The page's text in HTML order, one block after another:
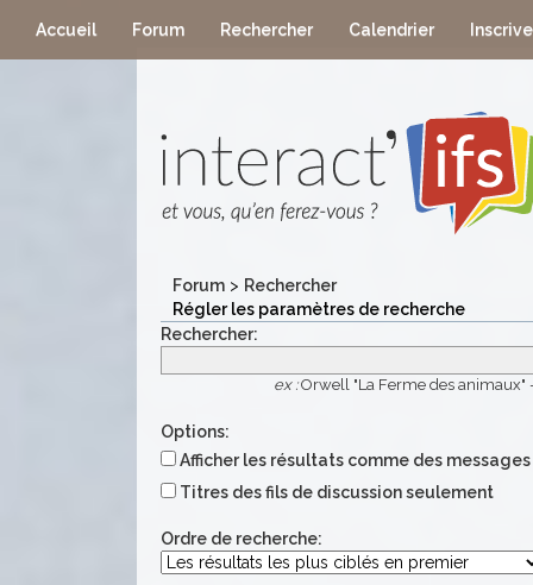
Accueil Forum Rechercher Calendrier
Forum > Rechercher
Régler les paramètres de recherche
Rechercher:
ex :Orwell "La Ferme des animaux"
Options:
Afficher les résultats comme des messages
Titres des fils de discussion seulement
Ordre de recherche: